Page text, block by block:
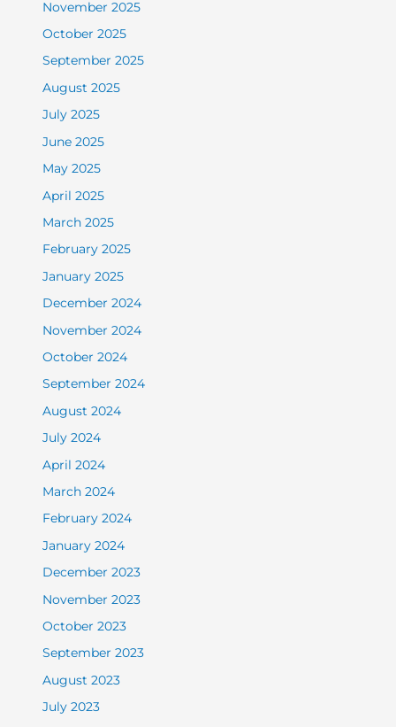
November 2025
October 2025
September 2025
August 2025
July 2025
June 2025
May 2025
April 2025
March 2025
February 2025
January 2025
December 2024
November 2024
October 2024
September 2024
August 2024
July 2024
April 2024
March 2024
February 2024
January 2024
December 2023
November 2023
October 2023
September 2023
August 2023
July 2023